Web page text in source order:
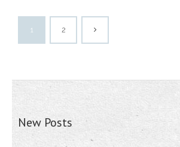
1 2
New Posts